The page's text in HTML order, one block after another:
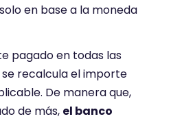
en base a la moneda
pagado en todas las
recalcula el importe
De manera que,
de más, el banco